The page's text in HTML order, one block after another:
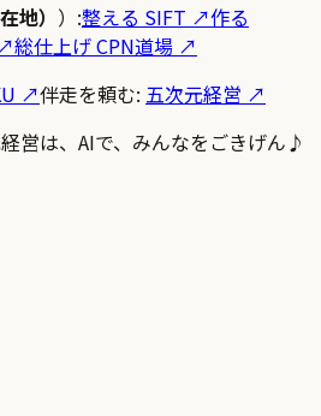
地） ）:整える SIFT ↗作る
総仕上げ CPN道場 ↗
↗伴走を頼む: 五次元経営 ↗
営は、AIで、みんなをごきげん♪